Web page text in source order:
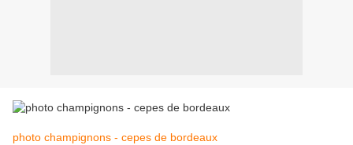
photo champignons - cepes de bordeaux